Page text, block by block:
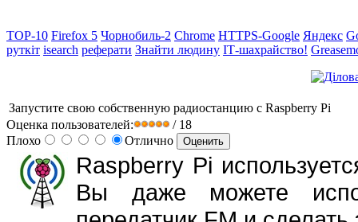
TOP-10 Firefox 5 Чорнобиль-2 Chrome HTTPS-Google Яндекс
руткіт isearch реферати Знайти людину ІТ-шахрайство!
Запустите свою собственную радиостанцию с Raspberry Pi
Оценка пользователей:
/ 18
Плохо
Отлично
Raspberry Pi
Вы даже можете